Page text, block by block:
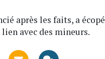
après les faits, a
avec des mineurs.